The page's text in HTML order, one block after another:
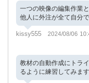
一つの映像の編集作業
他人に外注が全て自分
kissy555 2024/08/06
教材の自動作成にトラ
るように練習してみます